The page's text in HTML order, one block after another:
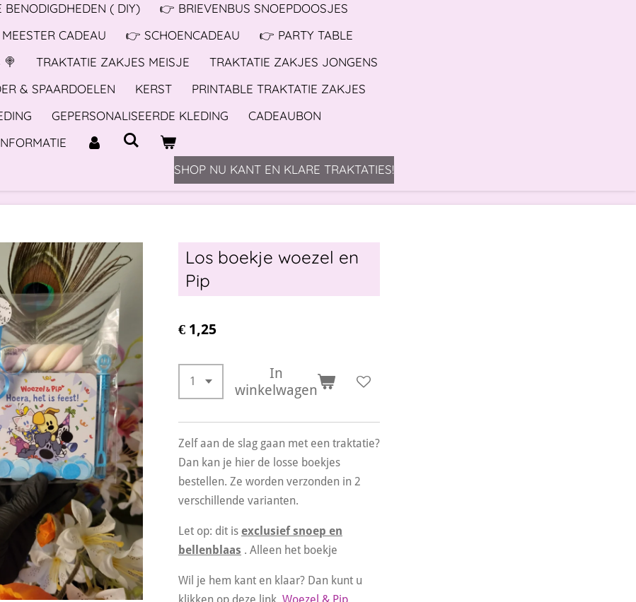
BENODIGDHEDEN ( DIY)
👉 BRIEVENBUS SNOEPDOOSJES
CADEAU
👉 SCHOENCADEAU
👉 PARTY TABLE
🍭
TRAKTATIE ZAKJES MEISJE
TRAKTATIE ZAKJES JONGENS
& SPAARDOELEN
KERST
PRINTABLE TRAKTATIE ZAKJES
GEPERSONALISEERDE KLEDING
CADEAUBON
SHOP NU KANT EN KLARE TRAKTATIES!
Los boekje woezel en
Pip
€ 1,25
In
winkelwagen
Zelf aan de slag gaan met een traktatie?
Dan kan je hier de losse boekjes
bestellen. Ze worden verzonden in 2
verschillende varianten.
Let op: dit is exclusief snoep en
bellenblaas . Alleen het boekje
Wil je hem kant en klaar? Dan kunt u